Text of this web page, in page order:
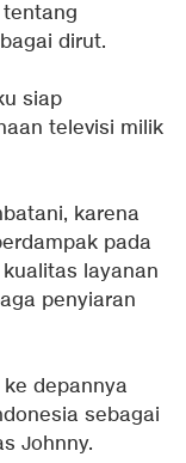
tentang
dirut.
siap
televisi milik
karena
pada
layanan
penyiaran
depannya
sebagai
Johnny.